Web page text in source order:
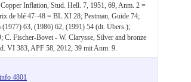
Inflation, Stud. Hell. 7, 1951, 69, Anm. 2 =
de blé 47–48 = BL XI 28; Pestman, Guide 74;
(1977) 63, (1986) 62, (1991) 54 (dt. Übers.);
C. Fischer-Bovet - W. Clarysse, Silver and bronze
VI 383, APF 58, 2012, 39 mit Anm. 9.
4801